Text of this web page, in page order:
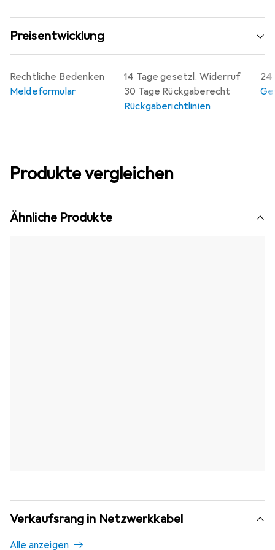
Preisentwicklung
14 Tage gesetzl. Widerruf
30 Tage Rückgaberecht
Rückgaberichtlinien
24
Rechtliche Bedenken
Meldeformular
Produkte vergleichen
Ähnliche Produkte
Verkaufsrang in Netzwerkkabel
Alle anzeigen